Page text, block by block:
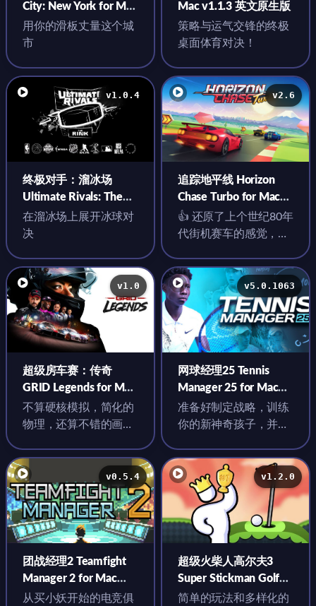
City: New York for Mac
v2.00 中文原生版
用你的滑板丈量这个城
市
Mac v1.1.3 英文原生版
策略与运气交锋的终极
桌面体育对决！
v1.0.4
终极对手：溜冰场
Ultimate Rivals: The
Rink for Mac v1.0.4 中
文原生版
在溜冰场上展开冰球对
决
v2.6
追踪地平线 Horizon
Chase Turbo for Mac
v2.6 中文原生版
👍 还原了上个世纪80年
代街机赛车的感觉，很
v1.0
超级房车赛：传奇
GRID Legends for Mac
v1.0 中文原生版
不算硬核模拟，简化的
物理，还算不错的画
v5.0.1063
网球经理25 Tennis
Manager 25 for Mac
v5.0.1063 英文原生版
准备好制定战略，训练
你的新神奇孩子，并在
体验中征服球场！
v0.5.4
团战经理2 Teamfight
Manager 2 for Mac
v0.5.4 中文原生版
从买小妖开始的电竞俱
v1.2.0
超级火柴人高尔夫3
Super Stickman Golf
3+ for Mac v1.2.0 中文
简单的玩法和多样化的